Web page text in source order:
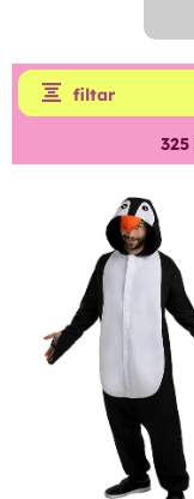
filtar
325